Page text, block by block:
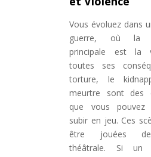
Vous évoluez dans
guerre, où la
principale est la
toutes ses
torture, le
meurtre sont des
que vous pouvez
subir en jeu. Ces
être jouées
théâtrale. Si un